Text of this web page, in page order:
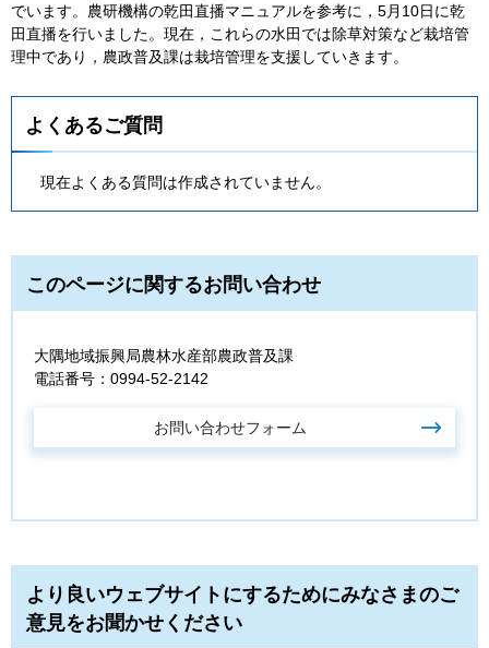
でいます。農研機構の乾田直播マニュアルを参考に，5月10日に乾
田直播を行いました。現在，これらの水田では除草対策など栽培管
理中であり，農政普及課は栽培管理を支援していきます。
よくあるご質問
現在よくある質問は作成されていません。
このページに関するお問い合わせ
大隅地域振興局農林水産部農政普及課
電話番号：0994-52-2142
より良いウェブサイトにするためにみなさまのご
意見をお聞かせください